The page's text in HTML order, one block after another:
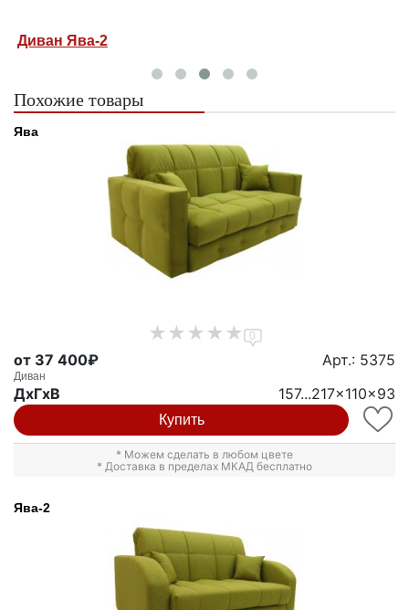
Диван Ява-2
Похожие товары
Ява
0
от 37 400₽ Арт.: 5375
Диван
ДxГxВ 157...217x110x93
Купить
* Можем сделать в любом цвете
* Доставка в пределах МКАД бесплатно
Ява-2